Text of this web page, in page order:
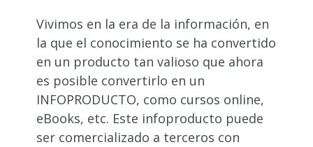
Vivimos en la era de la información, en
la que el conocimiento se ha convertido
en un producto tan valioso que ahora
es posible convertirlo en un
INFOPRODUCTO, como cursos online,
eBooks, etc. Este infoproducto puede
ser comercializado a terceros con